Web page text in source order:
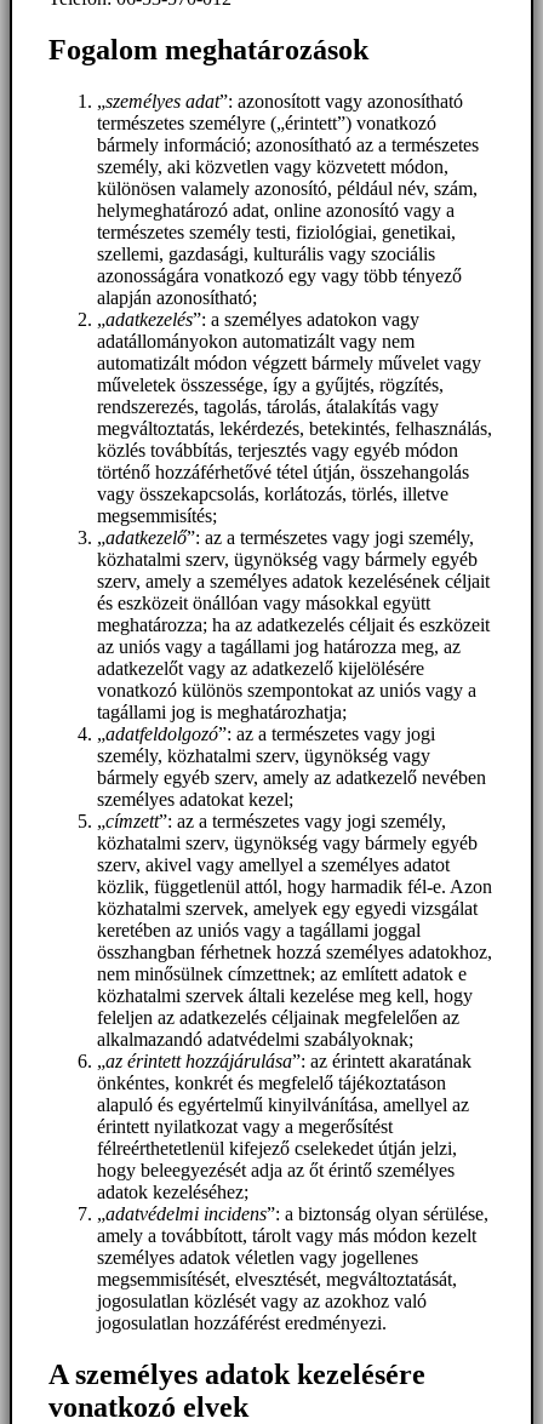
Fogalom meghatározások
„személyes adat”: azonosított vagy azonosítható
természetes személyre („érintett”) vonatkozó
bármely információ; azonosítható az a természetes
személy, aki közvetlen vagy közvetett módon,
különösen valamely azonosító, például név, szám,
helymeghatározó adat, online azonosító vagy a
természetes személy testi, fiziológiai, genetikai,
szellemi, gazdasági, kulturális vagy szociális
azonosságára vonatkozó egy vagy több tényező
alapján azonosítható;
„adatkezelés”: a személyes adatokon vagy
adatállományokon automatizált vagy nem
automatizált módon végzett bármely művelet vagy
műveletek összessége, így a gyűjtés, rögzítés,
rendszerezés, tagolás, tárolás, átalakítás vagy
megváltoztatás, lekérdezés, betekintés, felhasználás,
közlés továbbítás, terjesztés vagy egyéb módon
történő hozzáférhetővé tétel útján, összehangolás
vagy összekapcsolás, korlátozás, törlés, illetve
megsemmisítés;
„adatkezelő”: az a természetes vagy jogi személy,
közhatalmi szerv, ügynökség vagy bármely egyéb
szerv, amely a személyes adatok kezelésének céljait
és eszközeit önállóan vagy másokkal együtt
meghatározza; ha az adatkezelés céljait és eszközeit
az uniós vagy a tagállami jog határozza meg, az
adatkezelőt vagy az adatkezelő kijelölésére
vonatkozó különös szempontokat az uniós vagy a
tagállami jog is meghatározhatja;
„adatfeldolgozó”: az a természetes vagy jogi
személy, közhatalmi szerv, ügynökség vagy
bármely egyéb szerv, amely az adatkezelő nevében
személyes adatokat kezel;
„címzett”: az a természetes vagy jogi személy,
közhatalmi szerv, ügynökség vagy bármely egyéb
szerv, akivel vagy amellyel a személyes adatot
közlik, függetlenül attól, hogy harmadik fél-e. Azon
közhatalmi szervek, amelyek egy egyedi vizsgálat
keretében az uniós vagy a tagállami joggal
összhangban férhetnek hozzá személyes adatokhoz,
nem minősülnek címzettnek; az említett adatok e
közhatalmi szervek általi kezelése meg kell, hogy
feleljen az adatkezelés céljainak megfelelően az
alkalmazandó adatvédelmi szabályoknak;
„az érintett hozzájárulása”: az érintett akaratának
önkéntes, konkrét és megfelelő tájékoztatáson
alapuló és egyértelmű kinyilvánítása, amellyel az
érintett nyilatkozat vagy a megerősítést
félreérthetetlenül kifejező cselekedet útján jelzi,
hogy beleegyezését adja az őt érintő személyes
adatok kezeléséhez;
„adatvédelmi incidens”: a biztonság olyan sérülése,
amely a továbbított, tárolt vagy más módon kezelt
személyes adatok véletlen vagy jogellenes
megsemmisítését, elvesztését, megváltoztatását,
jogosulatlan közlését vagy az azokhoz való
jogosulatlan hozzáférést eredményezi.
A személyes adatok kezelésére
vonatkozó elvek